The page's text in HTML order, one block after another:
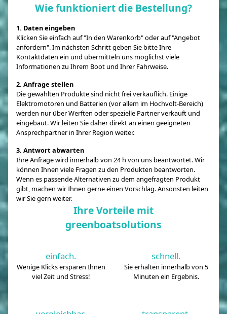
Wie funktioniert die Bestellung?
1. Daten eingeben
Klicken Sie einfach auf "In den Warenkorb" oder auf "Angebot
anfordern". Im nächsten Schritt geben Sie bitte Ihre
Kontaktdaten ein und übermitteln uns möglichst viele
Informationen zu Ihrem Boot und Ihrer Fahrweise.
2. Anfrage stellen
Die gewählten Produkte sind nicht frei verkäuflich. Einige
Elektromotoren und Batterien (vor allem im Hochvolt-Bereich)
werden nur über Werften oder spezielle Partner verkauft und
eingebaut. Wir leiten Sie daher direkt an einen geeigneten
Ansprechpartner in Ihrer Region weiter.
3. Antwort abwarten
Ihre Anfrage wird innerhalb von 24 h von uns beantwortet. Wir
können Ihnen viele Fragen zu den Produkten beantworten.
Wenn es passende Alternativen zu dem angefragten Produkt
gibt, machen wir Ihnen gerne einen Vorschlag. Ansonsten leiten
wir Sie gern weiter.
Ihre Vorteile mit
greenboatsolutions
einfach.
Wenige Klicks ersparen Ihnen
viel Zeit und Stress!
schnell.
Sie erhalten innerhalb von 5
Minuten ein Ergebnis.